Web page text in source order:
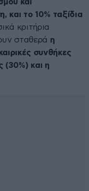
και
και το 10% ταξίδια
κριτήρια
σταθερά η
συνθήκες
(30%) και η